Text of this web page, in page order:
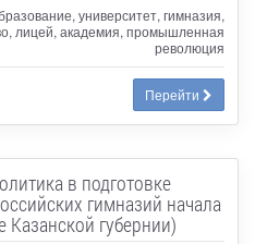
университет, гимназия,
лицей, академия, промышленная
революция
Перейти
в подготовке
гимназий начала
Казанской губернии)